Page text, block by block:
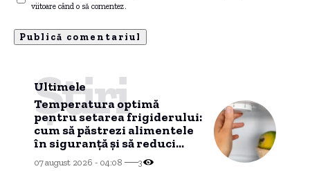
viitoare când o să comentez.
Ultimele
Știri
Temperatura optimă
pentru setarea frigiderului:
cum să păstrezi alimentele
în siguranță și să reduci
consumul de energie
07 august 2026 - 04:08 3